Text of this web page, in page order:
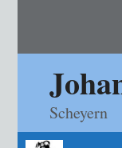
Scheyern